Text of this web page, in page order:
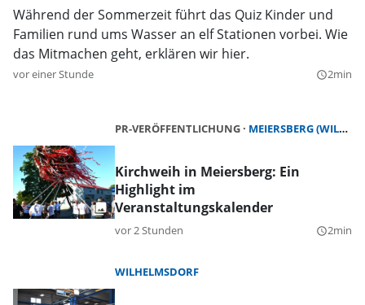
Während der Sommerzeit führt das Quiz Kinder und
Familien rund ums Wasser an elf Stationen vorbei. Wie
das Mitmachen geht, erklären wir hier.
vor einer Stunde query_builder2min
PR-VERÖFFENTLICHUNG MEIERSBERG (WILHERMSDORF)
Kirchweih in Meiersberg: Ein
Highlight im
Veranstaltungskalender
vor 2 Stunden query_builder2min
WILHELMSDORF